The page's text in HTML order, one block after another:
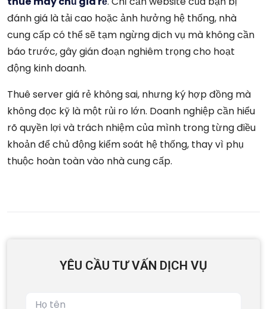
đánh giá là tải cao hoặc ảnh hưởng hệ thống, nhà
cung cấp có thể sẽ tạm ngừng dịch vụ mà không cần
báo trước, gây gián đoạn nghiêm trọng cho hoạt
động kinh doanh.
Thuê server giá rẻ không sai, nhưng ký hợp đồng mà
không đọc kỹ là một rủi ro lớn. Doanh nghiệp cần hiểu
rõ quyền lợi và trách nhiệm của mình trong từng điều
khoản để chủ động kiểm soát hệ thống, thay vì phụ
thuộc hoàn toàn vào nhà cung cấp.
YÊU CẦU TƯ VẤN DỊCH VỤ